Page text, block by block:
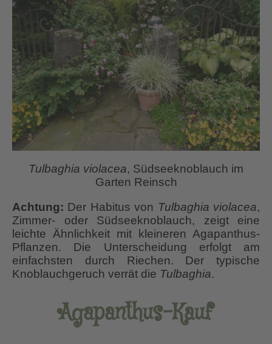
Tulbaghia violacea, Südseeknoblauch im
Garten Reinsch
Achtung: Der Habitus von Tulbaghia violacea,
Zimmer- oder Südseeknoblauch, zeigt eine
leichte Ähnlichkeit mit kleineren Agapanthus-
Pflanzen. Die Unterscheidung erfolgt am
einfachsten durch Riechen. Der typische
Knoblauchgeruch verrät die Tulbaghia.
Agapanthus-Kauf